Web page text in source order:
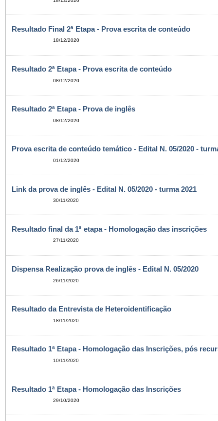
Resultado Final 2ª Etapa - Prova escrita de conteúdo
18/12/2020
Resultado 2ª Etapa - Prova escrita de conteúdo
08/12/2020
Resultado 2ª Etapa - Prova de inglês
08/12/2020
Prova escrita de conteúdo temático - Edital N. 05/2020 -
01/12/2020
Link da prova de inglês - Edital N. 05/2020 - turma 2021
30/11/2020
Resultado final da 1ª etapa - Homologação das inscrições
27/11/2020
Dispensa Realização prova de inglês - Edital N. 05/2020
26/11/2020
Resultado da Entrevista de Heteroidentificação
18/11/2020
Resultado 1ª Etapa - Homologação das Inscrições, pós
10/11/2020
Resultado 1ª Etapa - Homologação das Inscrições
29/10/2020